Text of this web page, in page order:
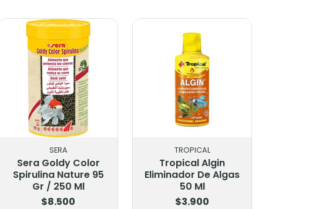
TROPICAL
Tropical Algin
Eliminador De Algas
50 Ml
$3.900
SERA
Sera Vipan Nature 4
Kg
$154.900